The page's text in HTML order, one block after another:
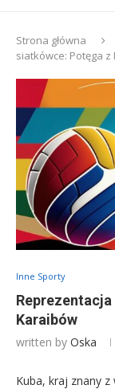
Strona główna
siatkówce: Potęga
Inne Sporty
Karaibów
written by Oska
Kuba, kraj znany